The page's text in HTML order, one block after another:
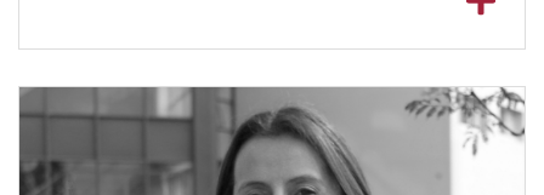
Facultad de Artes, UNC – miembro Proyecto Consolidar –
categoría “B” SECYT, 2014-2017. | Analista y luego
Responsable del Sector Fisicoquímico del Laboratorio de
Aguas y Medio Ambiente, CEPROCOR, 1997-2001.
[/ubp_show_more]